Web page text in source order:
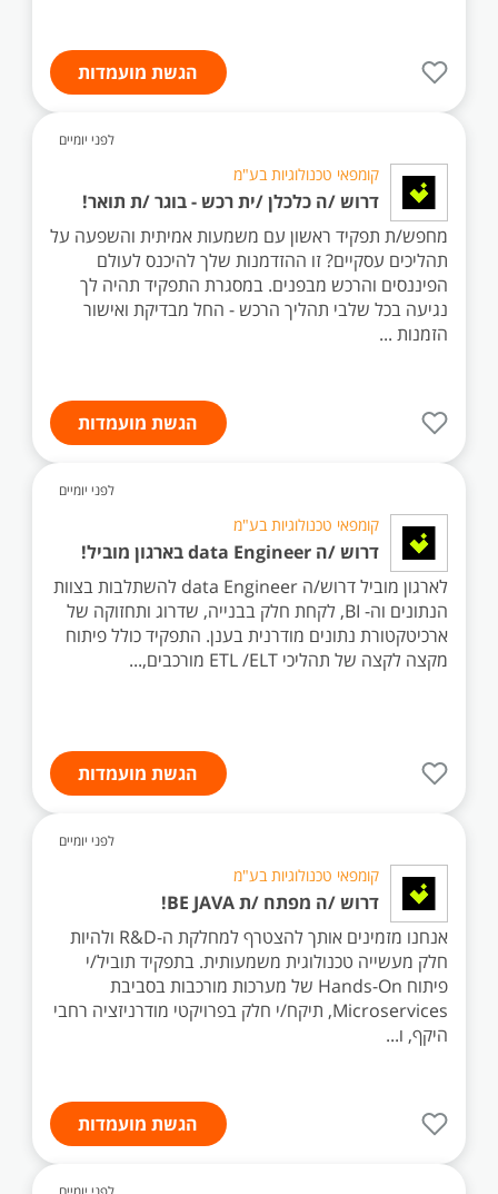
הגשת מועמדות
לפני יומיים
קומפאי טכנולוגיות בע"מ
דרוש /ה כלכלן /ית רכש - בוגר /ת תואר!
מחפש/ת תפקיד ראשון עם משמעות אמיתית והשפעה על
תהליכים עסקיים? זו ההזדמנות שלך להיכנס לעולם
הפיננסים והרכש מבפנים. במסגרת התפקיד תהיה לך
נגיעה בכל שלבי תהליך הרכש - החל מבדיקת ואישור
הזמנות ...
הגשת מועמדות
לפני יומיים
קומפאי טכנולוגיות בע"מ
דרוש /ה data Engineer בארגון מוביל!
לארגון מוביל דרוש/ה data Engineer להשתלבות בצוות
הנתונים וה- BI, לקחת חלק בבנייה, שדרוג ותחזוקה של
ארכיטקטורת נתונים מודרנית בענן. התפקיד כולל פיתוח
מקצה לקצה של תהליכי ETL /ELT מורכבים,...
הגשת מועמדות
לפני יומיים
קומפאי טכנולוגיות בע"מ
דרוש /ה מפתח /ת BE JAVA!
אנחנו מזמינים אותך להצטרף למחלקת ה-R&D ולהיות
חלק מעשייה טכנולוגית משמעותית. בתפקיד תוביל/י
פיתוח Hands-On של מערכות מורכבות בסביבת
Microservices, תיקח/י חלק בפרויקטי מודרניזציה רחבי
היקף, ו...
הגשת מועמדות